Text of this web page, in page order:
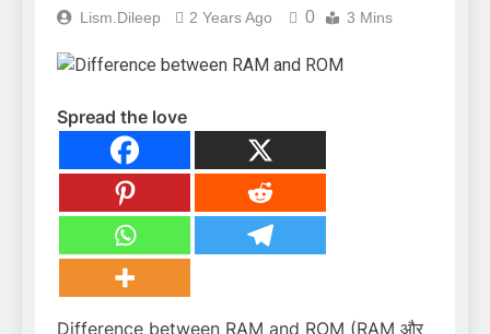
Lism.dileep 2 Years Ago 0 3 Mins
Spread the love
Difference between RAM and ROM (RAM और